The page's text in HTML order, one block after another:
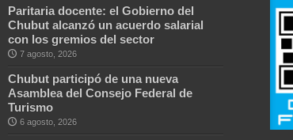
Paritaria docente: el Gobierno del
Chubut alcanzó un acuerdo salarial
con los gremios del sector
7 agosto, 2026
Chubut participó de una nueva
Asamblea del Consejo Federal de
Turismo
6 agosto, 2026